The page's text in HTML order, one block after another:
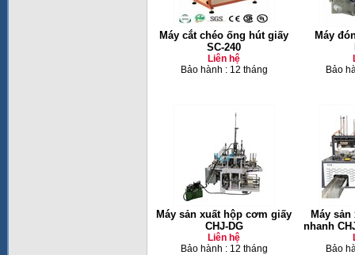
Máy cắt chéo ống hút giấy
SC-240
Liên hệ
Bảo hành : 12 tháng
Máy
Bảo
Máy sản xuất hộp cơm giấy
CHJ-DG
Liên hệ
Bảo hành : 12 tháng
Máy
nhanh
Bảo